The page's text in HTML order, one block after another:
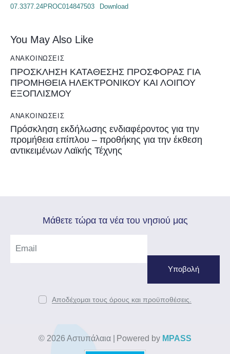
07.3377.24PROC014847503 Download
You May Also Like
ΑΝΑΚΟΙΝΏΣΕΙΣ
ΠΡΟΣΚΛΗΣΗ ΚΑΤΑΘΕΣΗΣ ΠΡΟΣΦΟΡΑΣ ΓΙΑ
ΠΡΟΜΗΘΕΙΑ ΗΛΕΚΤΡΟΝΙΚΟΥ ΚΑΙ ΛΟΙΠΟΥ
ΕΞΟΠΛΙΣΜΟΥ
ΑΝΑΚΟΙΝΏΣΕΙΣ
Πρόσκληση εκδήλωσης ενδιαφέροντος για την
προμήθεια επίπλου – προθήκης για την έκθεση
αντικειμένων Λαϊκής Τέχνης
Mάθετε τώρα τα νέα του νησιού μας
Αποδέχομαι τους όρους και προϋποθέσεις.
© 2026 Αστυπάλαια Powered by MPASS